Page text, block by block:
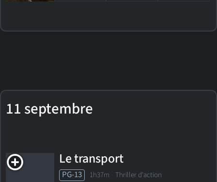
11 septembre
Le transport
PG-13 1h37m Thriller d'action